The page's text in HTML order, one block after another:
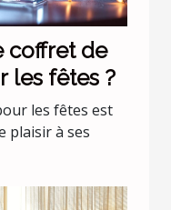
coffret de
les fêtes ?
les fêtes est
plaisir à ses